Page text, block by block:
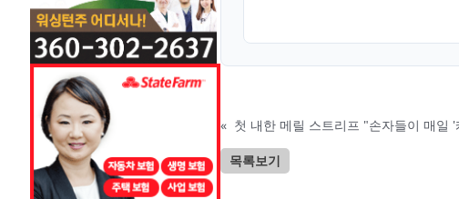
« 첫 내한 메릴 스트리프 "손자들이 매일
목록보기